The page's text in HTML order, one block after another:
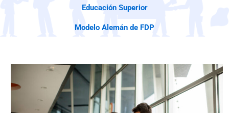
Educación Superior
Modelo Alemán de FDP